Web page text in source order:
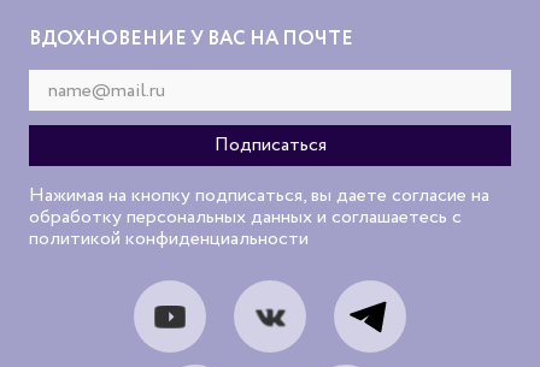
ВДОХНОВЕНИЕ У ВАС НА ПОЧТЕ
Нажимая на кнопку подписаться, вы даете согласие на
обработку персональных данных и соглашаетесь с
политикой конфиденциальности